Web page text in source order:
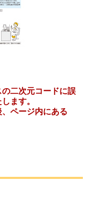
二次元コードに誤
ます。
ページ内にある